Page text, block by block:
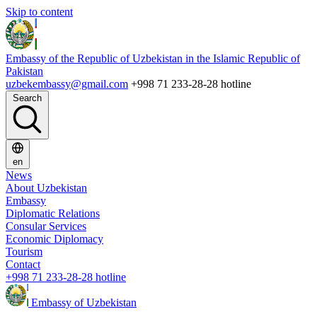
Skip to content
Embassy of the Republic of Uzbekistan in the Islamic Republic of
Pakistan
uzbekembassy@gmail.com +998 71 233-28-28 hotline
Search
en
News
About Uzbekistan
Embassy
Diplomatic Relations
Consular Services
Economic Diplomacy
Tourism
Contact
+998 71 233-28-28 hotline
Embassy of Uzbekistan